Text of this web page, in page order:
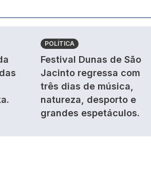
POLÍTICA
Festival Dunas de São
Jacinto regressa com
três dias de música,
natureza, desporto e
grandes espetáculos.